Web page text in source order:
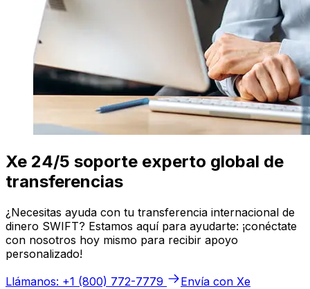
Xe 24/5 soporte experto global de
transferencias
¿Necesitas ayuda con tu transferencia internacional de
dinero SWIFT? Estamos aquí para ayudarte: ¡conéctate
con nosotros hoy mismo para recibir apoyo
personalizado!
Llámanos: +1 (800) 772-7779
Envía con Xe